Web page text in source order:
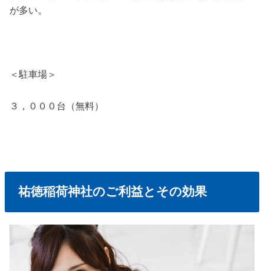
が多い。
＜駐車場＞
３，０００台（無料）
祐徳稲荷神社のご利益とその効果